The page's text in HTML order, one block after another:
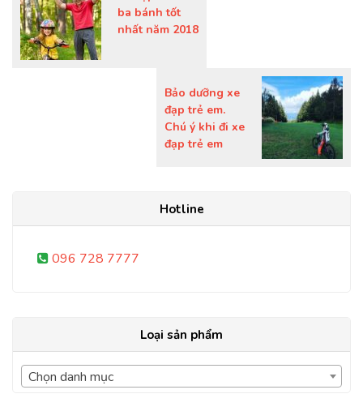
ba bánh tốt
nhất năm 2018
Bảo dưỡng xe
đạp trẻ em.
Chú ý khi đi xe
đạp trẻ em
Hotline
096 728 7777
Loại sản phẩm
Chọn danh mục